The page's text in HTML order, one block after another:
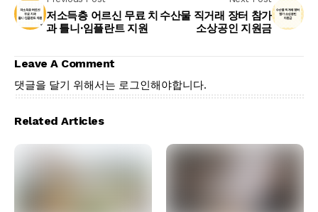
저소득층 어르신 무료 치
과 틀니·임플란트 지원
수산물 직거래 장터 참가
소상공인 지원금
Leave A Comment
댓글을 달기 위해서는 로그인해야합니다.
Related Articles